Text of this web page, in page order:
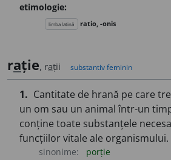
etimologie:
limba latină ratio, -onis
rație, rații substantiv feminin
1. Cantitate de hrană pe care
un om sau un animal într-un
conține toate substanțele
funcțiilor vitale ale organismului.
sinonime:
porție